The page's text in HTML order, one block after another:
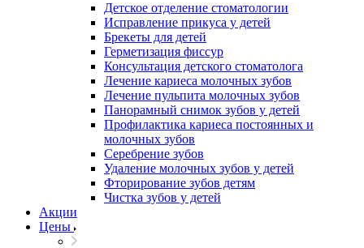
Детское отделение стоматологии
Исправление прикуса у детей
Брекеты для детей
Герметизация фиссур
Консультация детского стоматолога
Лечение кариеса молочных зубов
Лечение пульпита молочных зубов
Панорамный снимок зубов у детей
Профилактика кариеса постоянных и
молочных зубов
Серебрение зубов
Удаление молочных зубов у детей
Фторирование зубов детям
Чистка зубов у детей
Акции
Цены